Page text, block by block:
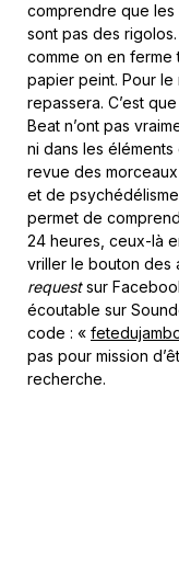
comprendre que
sont pas des
comme on en ferme
papier peint. Pour
repassera. C’est
Beat n’ont pas
ni dans les
revue des
et de
permet de
24 heures, ceux-là
vriller le bouton des
requestsur
écoutable sur
code : «
pas pour mission
recherche.